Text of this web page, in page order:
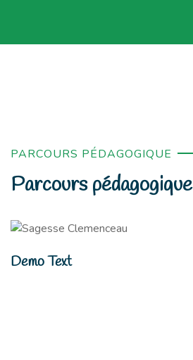
PARCOURS PÉDAGOGIQUE
Parcours pédagogique
Demo Text